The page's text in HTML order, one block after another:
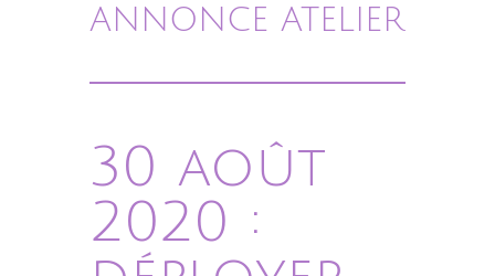
ANNONCE ATELIER
30 août
2020 :